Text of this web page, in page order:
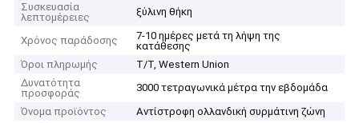
Συσκευασία
λεπτομέρειες
ξύλινη θήκη
Χρόνος παράδοσης
7-10 ημέρες μετά τη λήψη της
κατάθεσης
Όροι πληρωμής
T/T, Western Union
Δυνατότητα
προσφοράς
3000 τετραγωνικά μέτρα την εβδομάδα
Όνομα προϊόντος
Αντίστροφη ολλανδική συρμάτινη ζώνη